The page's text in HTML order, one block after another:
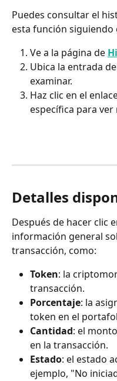
Puedes consultar el
esta función siguiendo
Ve a la página de
Ubica la entrada
examinar.
Haz clic en el
específica para ver
Detalles
Después de hacer clic
información general
transacción, como:
Token: la
transacción.
Porcentaje: la
token en el
Cantidad: el
en la transacción.
Estado: el estado
ejemplo, "No